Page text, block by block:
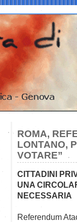
ROMA,
LONTANO,
VOTARE”
CITTADINI
UNA
NECESSARIA
Referendum